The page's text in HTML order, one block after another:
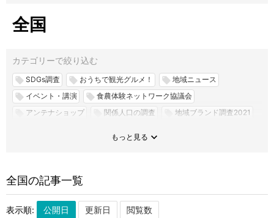
全国
カテゴリーで絞り込む
expand_more
local_offer SDGs調査 local_offer おうちで観光グルメ！ local_offer 地域ニュース
local_offer イベント・講演 local_offer 食農体験ネットワーク協議会
アンテナショップ 関係人口の調査 地域ブランド調査2021
local_offer地域ブランド調査2025
local_offerニュースリリース
全国の記事一覧
表示順: